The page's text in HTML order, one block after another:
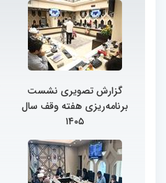
گزارش تصویری نشست
برنامه‌ریزی هفته وقف سال
۱۴۰۵